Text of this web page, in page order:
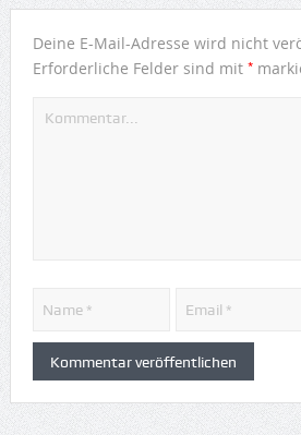
Deine E-Mail-Adresse wird nicht
Erforderliche Felder sind mit *